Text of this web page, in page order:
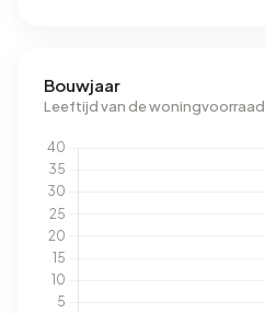
Bouwjaar
Leeftijd van de woningvoorraad